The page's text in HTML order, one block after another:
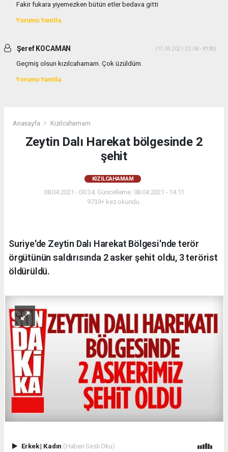
Fakir fukara yiyemezken bütün etler bedava gitti
Yorumu Yanıtla
Şeref KOCAMAN (17.05.2021 22:08 - #180)
Geçmiş olsun kızılcahamam. Çok üzüldüm.
Yorumu Yanıtla
Anasayfa Kızılcahamam
Zeytin Dalı Harekat bölgesinde 2
şehit
KIZILCAHAMAM
08.04.2021 - 00:34, Güncelleme: 08.04.2021 - 14:11
9733+ kez okundu.
Suriye'de Zeytin Dalı Harekat Bölgesi'nde terör
örgütünün saldırısında 2 asker şehit oldu, 3 terörist
öldürüldü.
Erkek| Kadın (Haberi Sesli Oku)